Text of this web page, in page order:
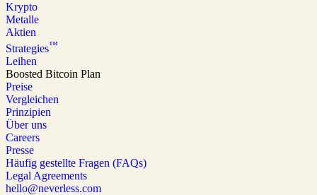
Krypto
Metalle
Aktien
Strategies™
Leihen
Boosted Bitcoin Plan
Preise
Vergleichen
Prinzipien
Über uns
Careers
Presse
Häufig gestellte Fragen (FAQs)
Legal Agreements
hello@neverless.com